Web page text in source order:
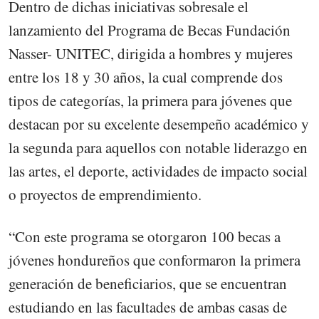
Dentro de dichas iniciativas sobresale el
lanzamiento del Programa de Becas Fundación
Nasser- UNITEC, dirigida a hombres y mujeres
entre los 18 y 30 años, la cual comprende dos
tipos de categorías, la primera para jóvenes que
destacan por su excelente desempeño académico y
la segunda para aquellos con notable liderazgo en
las artes, el deporte, actividades de impacto social
o proyectos de emprendimiento.
“Con este programa se otorgaron 100 becas a
jóvenes hondureños que conformaron la primera
generación de beneficiarios, que se encuentran
estudiando en las facultades de ambas casas de